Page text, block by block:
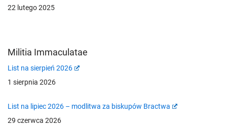
22 lutego 2025
Militia Immaculatae
List na sierpień 2026
1 sierpnia 2026
List na lipiec 2026 – modlitwa za biskupów Bractwa
29 czerwca 2026